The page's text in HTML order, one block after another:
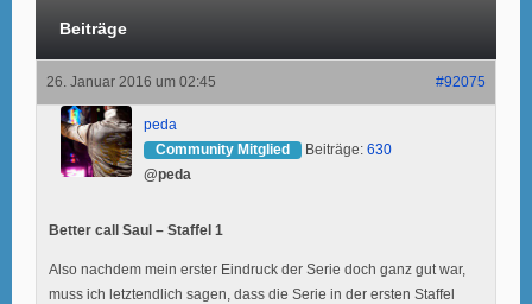
Beiträge
26. Januar 2016 um 02:45 #92075
peda
Community Mitglied
Beiträge: 630
@peda
Better call Saul – Staffel 1
Also nachdem mein erster Eindruck der Serie doch ganz gut war,
muss ich letztendlich sagen, dass die Serie in der ersten Staffel